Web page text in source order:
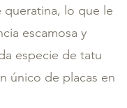
queratina, lo que le
escamosa y
especie de tatu
único de placas en